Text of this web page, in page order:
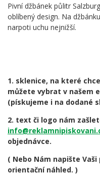
Pivní džbánek půlitr
oblíbený design. Na
narpoti uchu nejnižší.
1. sklenice, na které
můžete vybrat v našem
(pískujeme i na dodané
2. text či logo nám
objednávce.
( Nebo Nám napište
orientační náhled. )